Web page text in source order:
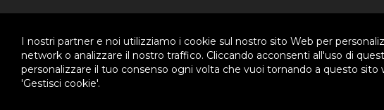
I nostri partner e noi utilizziamo i cookie sul nostro sito Web per
network o analizzare il nostro traffico. Cliccando acconsenti all'uso di
personalizzare il tuo consenso ogni volta che vuoi tornando a questo
'Gestisci cookie'.
Ispettoria Salesiana Meridionale
Chi Siamo